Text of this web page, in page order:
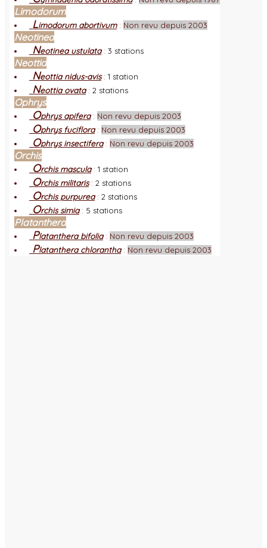
Limodorum
Limodorum abortivum: Non revu depuis 2003
Neotinea
Neotinea ustulata: 3 stations
Neottia
Neottia nidus-avis: 1 station
Neottia ovata: 2 stations
Ophrys
Ophrys apifera: Non revu depuis 2003
Ophrys fuciflora: Non revu depuis 2003
Ophrys insectifera: Non revu depuis 2003
Orchis
Orchis mascula: 1 station
Orchis militaris: 2 stations
Orchis purpurea: 2 stations
Orchis simia: 5 stations
Platanthera
Platanthera bifolia: Non revu depuis 2003
Platanthera chlorantha: Non revu depuis 2003